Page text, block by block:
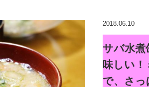
2018.06.10
サバ水煮
味しい
で、さっ